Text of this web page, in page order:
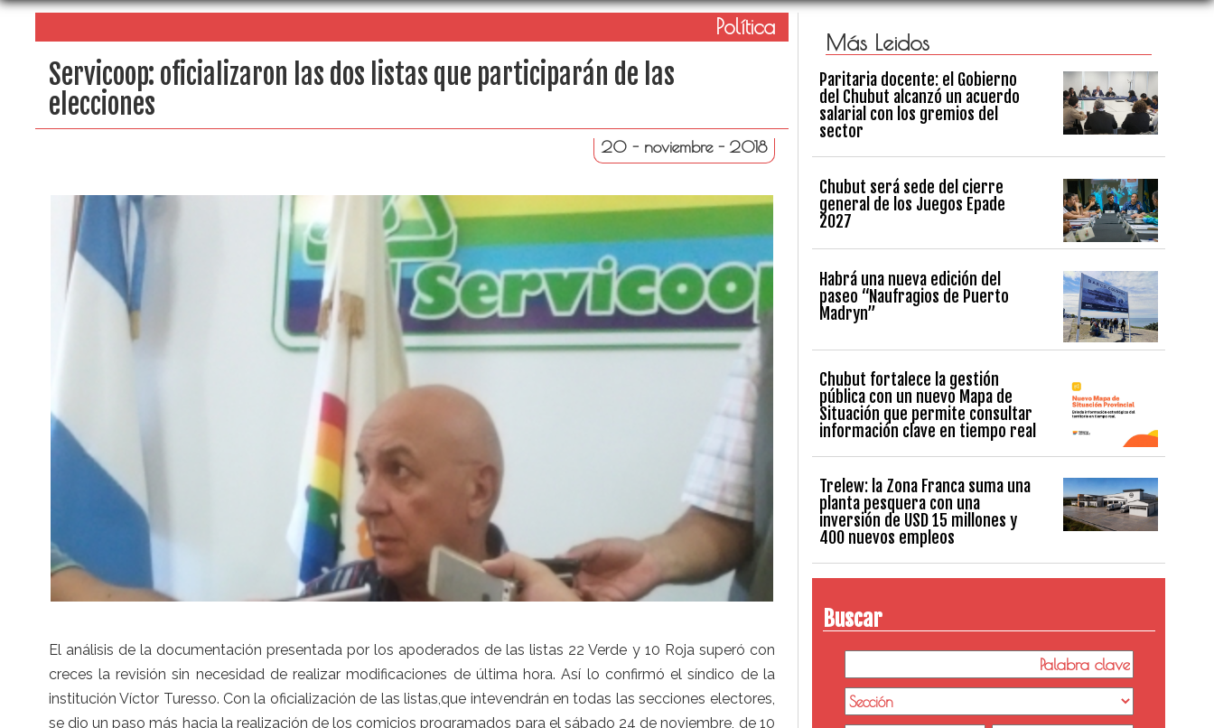
Política
Servicoop: oficializaron las dos listas que participarán de las
elecciones
20 - noviembre - 2018
El análisis de la documentación presentada por los apoderados de las listas 22 Verde y 10 Roja superó con
creces la revisión sin necesidad de realizar modificaciones de última hora. Así lo confirmó el síndico de la
institución Víctor Turesso. Con la oficialización de las listas,que intevendrán en todas las secciones electores,
se dio un paso más hacia la realización de los comicios programados para el sábado 24 de noviembre, de 10
Más Leidos
Paritaria docente: el Gobierno
del Chubut alcanzó un acuerdo
salarial con los gremios del
sector
Chubut será sede del cierre
general de los Juegos Epade
2027
Habrá una nueva edición del
paseo “Naufragios de Puerto
Madryn”
Chubut fortalece la gestión
pública con un nuevo Mapa de
Situación que permite consultar
información clave en tiempo real
Trelew: la Zona Franca suma una
planta pesquera con una
inversión de USD 15 millones y
400 nuevos empleos
Buscar